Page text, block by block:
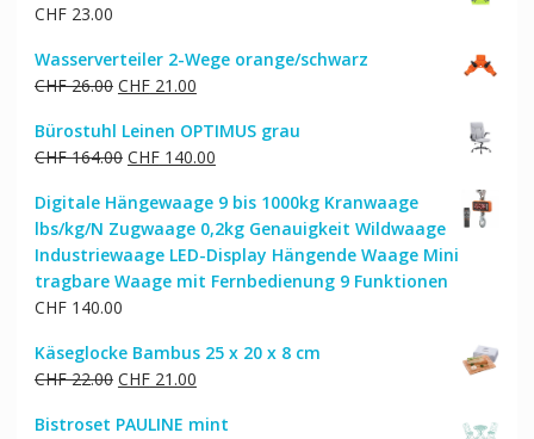
CHF23.00
Wasserverteiler 2-Wege orange/schwarz
CHF26.00 Ursprünglicher
war:
CHF 26.00
CHF21.00Aktueller
ist:
CHF 21.00.
Bürostuhl Leinen OPTIMUS grau
CHF164.00 Ursprünglicher
war:
CHF 164.00
CHF140.00Aktueller
ist:
CHF 140.00.
Digitale Hängewaage 9 bis 1000kg Kranwaage
lbs/kg/N Zugwaage 0,2kg Genauigkeit Wildwaage
Industriewaage LED-Display Hängende Waage Mini
tragbare Waage mit Fernbedienung 9 Funktionen
CHF140.00
Käseglocke Bambus 25 x 20 x 8 cm
CHF22.00 Ursprünglicher
war:
CHF21.00Aktueller
ist:
Bistroset PAULINE mint